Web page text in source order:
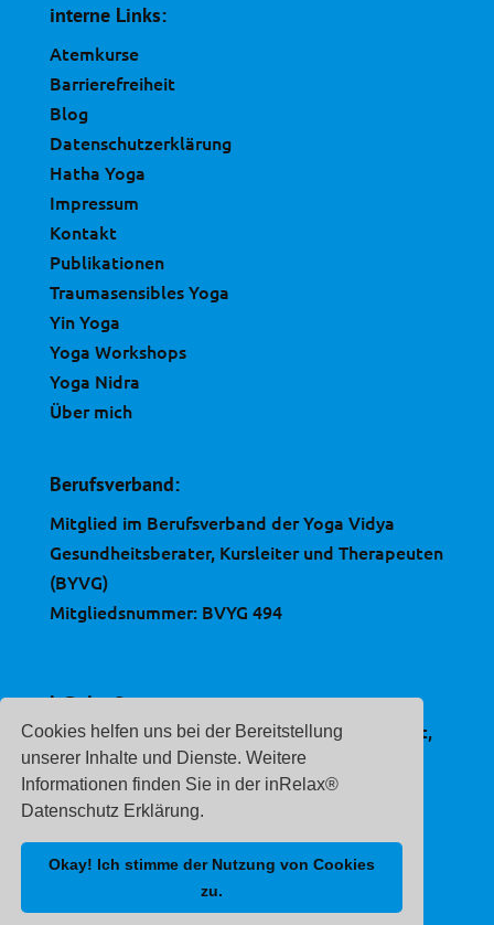
Cookies helfen uns bei der Bereitstellung
unserer Inhalte und Dienste. Weitere
Informationen finden Sie in der inRelax®
Datenschutz Erklärung.
Okay! Ich stimme der Nutzung von Cookies
zu.
interne Links:
Atemkurse
Barrierefreiheit
Blog
Datenschutzerklärung
Hatha Yoga
Impressum
Kontakt
Publikationen
Traumasensibles Yoga
Yin Yoga
Yoga Workshops
Yoga Nidra
Über mich
Berufsverband:
Mitglied im Berufsverband der Yoga Vidya
Gesundheitsberater, Kursleiter und Therapeuten
(BYVG)
Mitgliedsnummer: BVYG 494
inRelax®
ist eine, im Deutschen Patent- und Markenamt,
eingetragene Marke.
Registernummer:
30 2020 212 507